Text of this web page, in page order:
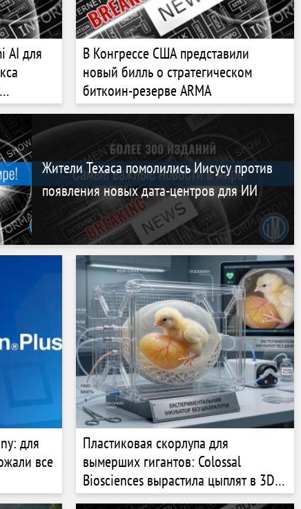
AI для
В Конгрессе США представили
новый билль о стратегическом
биткоин-резерве ARMA
Жители Техаса помолились Иисусу против
появления новых дата-центров для ИИ
для
все
Пластиковая скорлупа для
вымерших гигантов: Colossal
Biosciences вырастила цыплят в 3D-
яйцах